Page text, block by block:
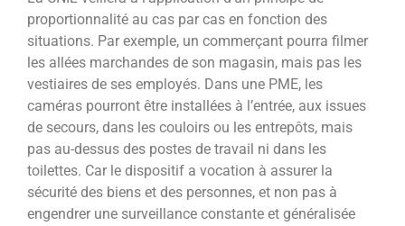
proportionnalité au cas par cas en fonction des
situations. Par exemple, un commerçant pourra filmer
les allées marchandes de son magasin, mais pas les
vestiaires de ses employés. Dans une PME, les
caméras pourront être installées à l’entrée, aux issues
de secours, dans les couloirs ou les entrepôts, mais
pas au-dessus des postes de travail ni dans les
toilettes. Car le dispositif a vocation à assurer la
sécurité des biens et des personnes, et non pas à
engendrer une surveillance constante et généralisée